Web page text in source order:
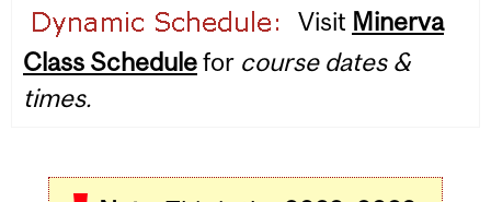
navigation
Visit Minerva
Class Schedulefor course dates &
times.